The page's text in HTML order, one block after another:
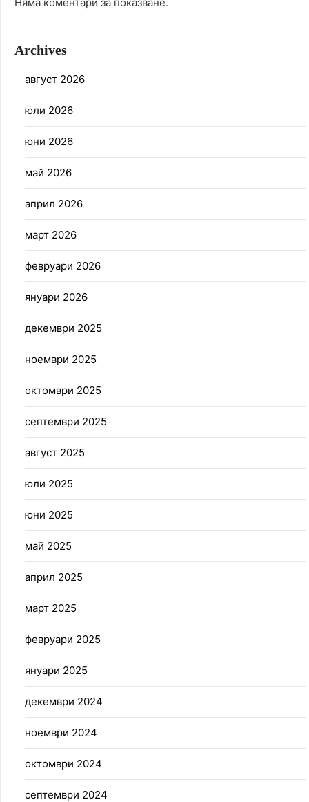
Archives
август 2026
юли 2026
юни 2026
май 2026
април 2026
март 2026
февруари 2026
януари 2026
декември 2025
ноември 2025
октомври 2025
септември 2025
август 2025
юли 2025
юни 2025
май 2025
април 2025
март 2025
февруари 2025
януари 2025
декември 2024
ноември 2024
октомври 2024
септември 2024